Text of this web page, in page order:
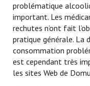
problématique
important. Les
rechutes n’ont fait
pratique générale. La
consommation
est cependant très
les sites Web de